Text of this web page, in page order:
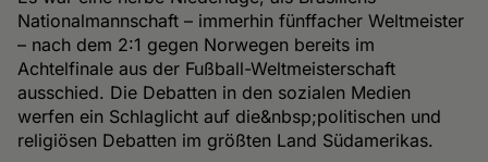
Nationalmannschaft – immerhin fünffacher Weltmeister
– nach dem 2:1 gegen Norwegen bereits im
Achtelfinale aus der Fußball-Weltmeisterschaft
ausschied. Die Debatten in den sozialen Medien
werfen ein Schlaglicht auf die&nbsp;politischen und
religiösen Debatten im größten Land Südamerikas.